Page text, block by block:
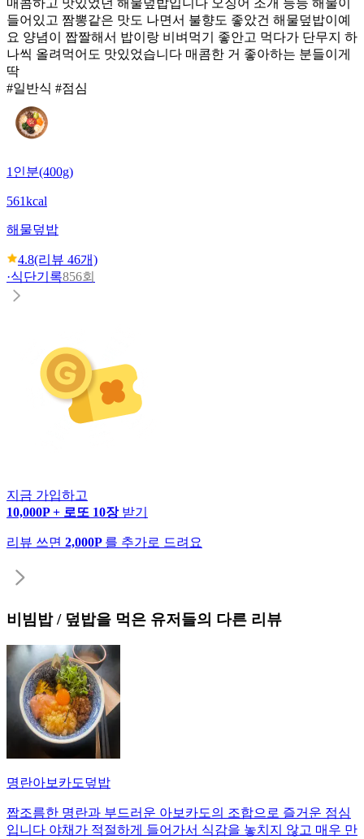
들어있고 짬뽕같은 맛도 나면서 불향도 좋았건 해물덮밥이예
요 양념이 짭짤해서 밥이랑 비벼먹기 좋안고 먹다가 단무지 하
나씩 올려먹어도 맛있었습니다 매콤한 거 좋아하는 분들이게
딱
#일반식 #점심
1인분(400g)
561kcal
해물덮밥
4.8(리뷰 46개)
·식단기록856회
지금 가입하고
10,000P + 로또 10장 받기
리뷰 쓰면 2,000P 를 추가로 드려요
비빔밥 / 덮밥을 먹은 유저들의 다른 리뷰
명란아보카도덮밥
짭조름한 명란과 부드러운 아보카도의 조합으로 즐거운 점심
입니다 야채가 적절하게 들어가서 식감을 놓치지 않고 매우 만